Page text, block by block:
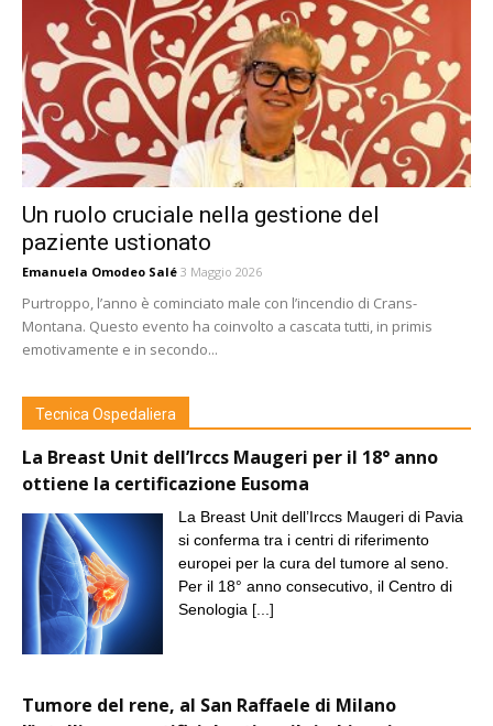
Un ruolo cruciale nella gestione del
paziente ustionato
Emanuela Omodeo Salé 3 Maggio 2026
Purtroppo, l’anno è cominciato male con l’incendio di Crans-
Montana. Questo evento ha coinvolto a cascata tutti, in primis
emotivamente e in secondo...
Tecnica Ospedaliera
La Breast Unit dell’Irccs Maugeri per il 18° anno
ottiene la certificazione Eusoma
La Breast Unit dell’Irccs Maugeri di Pavia
si conferma tra i centri di riferimento
europei per la cura del tumore al seno.
Per il 18° anno consecutivo, il Centro di
Senologia [...]
Tumore del rene, al San Raffaele di Milano